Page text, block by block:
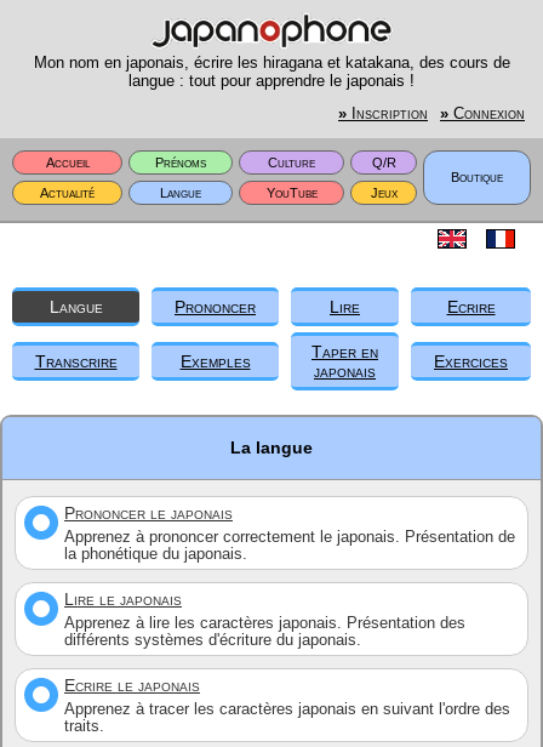
Mon nom en japonais, écrire les hiragana et katakana, des cours de
langue : tout pour apprendre le japonais !
» Inscription » Connexion
Accueil Prénoms Culture
Q/R
Boutique
Actualité
Langue YouTube Jeux
Langue Prononcer Lire Ecrire
Transcrire Exemples
Taper en
japonais
Exercices
La langue
Prononcer le japonais
Apprenez à prononcer correctement le japonais. Présentation de
la phonétique du japonais.
Lire le japonais
Apprenez à lire les caractères japonais. Présentation des
différents systèmes d'écriture du japonais.
Ecrire le japonais
Apprenez à tracer les caractères japonais en suivant l'ordre des
traits.